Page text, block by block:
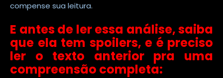
compense sua leitura.
E antes de ler essa análise, saiba
que ela tem spoilers, e é preciso
ler o texto anterior pra uma
compreensão completa: